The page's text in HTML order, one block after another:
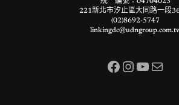
221新北市汐止區大同路一段
(02)8692-5747
Facebook InstagramYouTube 電子郵件